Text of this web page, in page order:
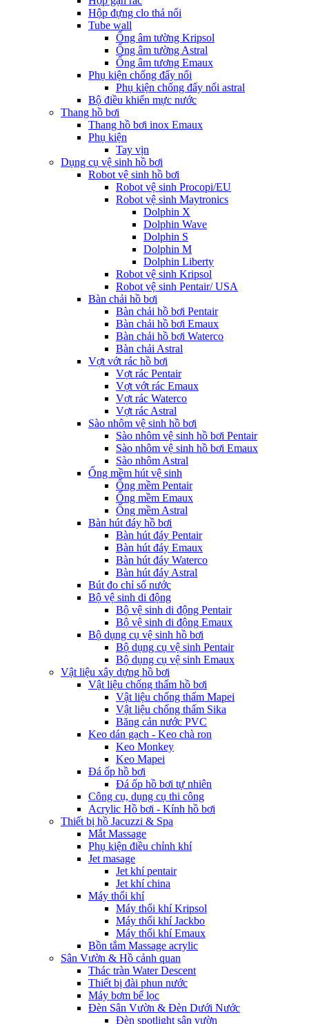
Hộp đựng clo thả nổi
Tube wall
Ống âm tường Kripsol
Ống âm tường Astral
Ống âm tương Emaux
Phụ kiện chống đẩy nổi
Phụ kiện chống đẩy nổi astral
Bộ điều khiển mực nước
Thang hồ bơi
Thang hồ bơi inox Emaux
Phụ kiện
Tay vịn
Dụng cụ vệ sinh hồ bơi
Robot vệ sinh hồ bơi
Robot vệ sinh Procopi/EU
Robot vệ sinh Maytronics
Dolphin X
Dolphin Wave
Dolphin S
Dolphin M
Dolphin Liberty
Robot vệ sinh Kripsol
Robot vệ sinh Pentair/ USA
Bàn chải hồ bơi
Bàn chải hồ bơi Pentair
Bàn chải hồ bơi Emaux
Bàn chải hồ bơi Waterco
Bàn chải Astral
Vợt vớt rác hồ bơi
Vợt rác Pentair
Vợt vớt rác Emaux
Vợt rác Waterco
Vợt rác Astral
Sào nhôm vệ sinh hồ bơi
Sào nhôm vệ sinh hồ bơi Pentair
Sào nhôm vệ sinh hồ bơi Emaux
Sào nhôm Astral
Ống mềm hút vệ sinh
Ống mềm Pentair
Ống mềm Emaux
Ống mềm Astral
Bàn hút đáy hồ bơi
Bàn hút đáy Pentair
Bàn hút đáy Emaux
Bàn hút đáy Waterco
Bàn hút đáy Astral
Bút đo chỉ số nước
Bộ vệ sinh di động
Bộ vệ sinh di động Pentair
Bộ vệ sinh di động Emaux
Bộ dụng cụ vệ sinh hồ bơi
Bộ dụng cụ vệ sinh Pentair
Bộ dụng cụ vệ sinh Emaux
Vật liệu xây dựng hồ bơi
Vật liệu chống thấm hồ bơi
Vật liệu chống thấm Mapei
Vật liệu chống thấm Sika
Băng cản nước PVC
Keo dán gạch - Keo chà ron
Keo Monkey
Keo Mapei
Đá ốp hồ bơi
Đá ốp hồ bơi tự nhiên
Công cụ, dụng cụ thi công
Acrylic Hồ bơi - Kính hồ bơi
Thiết bị hồ Jacuzzi & Spa
Mắt Massage
Phụ kiện điều chỉnh khí
Jet masage
Jet khí pentair
Jet khí china
Máy thổi khí
Máy thổi khí Kripsol
Máy thổi khí Jackbo
Máy thổi khí Emaux
Bồn tắm Massage acrylic
Sân Vườn & Hồ cảnh quan
Thác tràn Water Descent
Thiết bị đài phun nước
Máy bơm bể lọc
Đèn Sân Vườn & Đèn Dưới Nước
Đèn spotlight sân vườn